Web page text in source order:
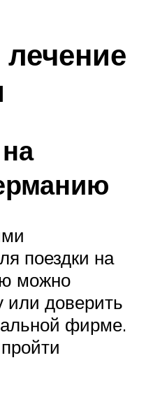
лечение
поездки на
можно
или доверить
фирме.